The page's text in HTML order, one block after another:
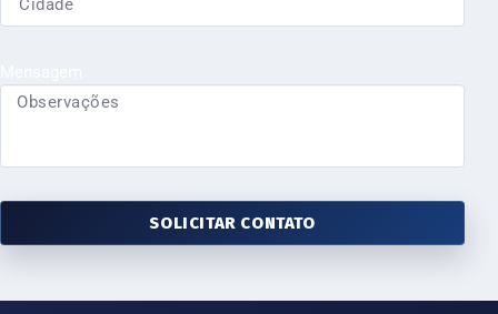
SOLICITAR CONTATO